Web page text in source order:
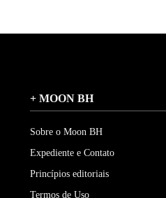
+ MOON BH
Sobre o Moon BH
Expediente e Contato
Princípios editoriais
Termos de Uso